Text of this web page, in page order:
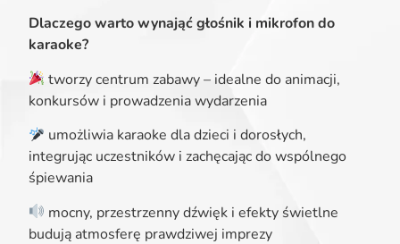
Dlaczego warto wynająć głośnik i mikrofon do
karaoke?
tworzy centrum zabawy – idealne do animacji,
konkursów i prowadzenia wydarzenia
umożliwia karaoke dla dzieci i dorosłych,
integrując uczestników i zachęcając do wspólnego
śpiewania
mocny, przestrzenny dźwięk i efekty świetlne
budują atmosferę prawdziwej imprezy